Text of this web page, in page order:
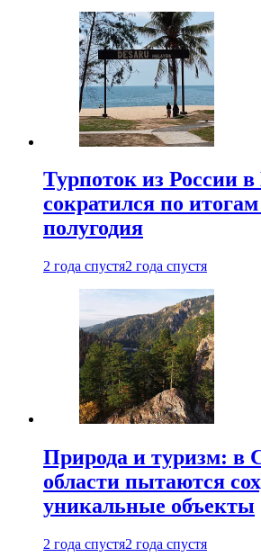
Турпоток из России
сократился по
полугодия
2 года спустя2 года спустя
Природа и туризм: в
области пытаются
уникальные объекты
2 года спустя2 года спустя